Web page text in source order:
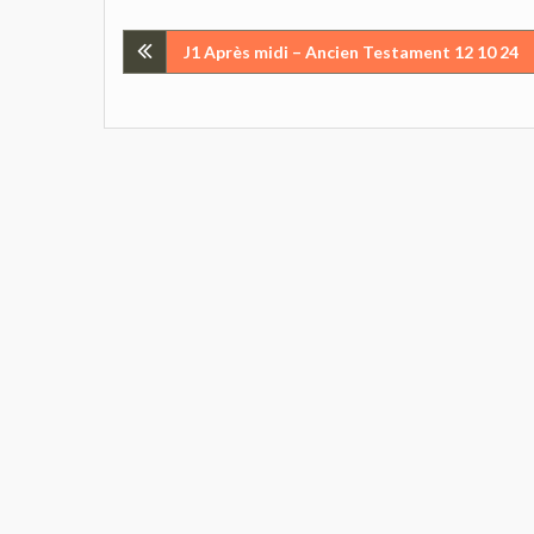
Navigation
J1 Après midi – Ancien Testament 12 10 24